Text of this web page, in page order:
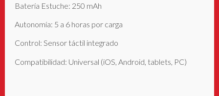
Batería Estuche: 250 mAh
Autonomía: 5 a 6 horas por carga
Control: Sensor táctil integrado
Compatibilidad: Universal (iOS, Android, tablets, PC)